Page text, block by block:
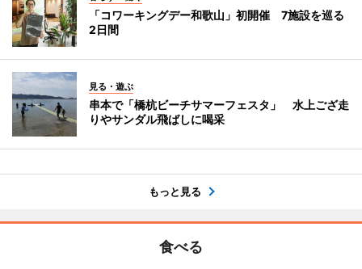
「コワーキングデー和歌山」初開催 7施設を巡る
2日間
見る・遊ぶ
串本で「橋杭ビーチサマーフェスタ」 水上ござ走
りやサンダル飛ばしに喝采
もっと見る
食べる